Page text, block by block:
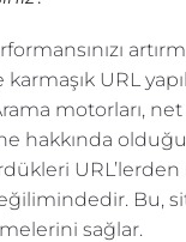
URL
motorları, net
hakkında
Bu,
sağlar.